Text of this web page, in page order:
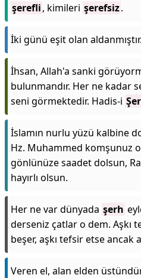
şerefli, kimileri şerefsiz.
İki günü eşit olan
İhsan, Allah'a sanki
bulunmandır. Her ne kadar
seni görmektedir. Hadis-i
İslamın nurlu yüzü kalbine
Hz. Muhammed komşunuz
gönlünüze saadet dolsun,
hayırlı olsun.
Her ne var dünyada şerh
derseniz çatlar o dem. Aşkı
beşer, aşkı tefsir etse ancak
Veren el, alan elden